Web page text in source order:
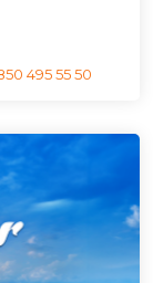
495 55 50